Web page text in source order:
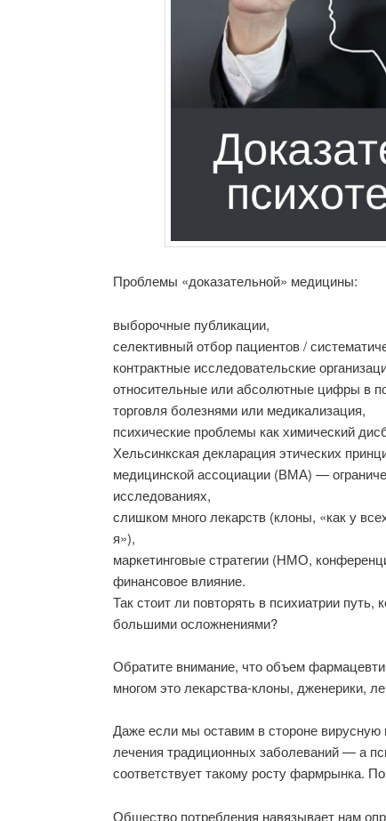
Проблемы «доказательной» медицины:
выборочные публикации,
селективный отбор пациентов /
контрактные исследовательские
относительные или абсолютные цифры в
торговля болезнями или медикализация,
психические проблемы как химический
Хельсинкская декларация этических
медицинской ассоциации (ВМА) —
исследованиях,
слишком много лекарств (клоны, «как у
я»),
маркетинговые стратегии (НМО,
финансовое влияние.
Так стоит ли повторять в психиатрии
большими осложнениями?
Обратите внимание, что объем
многом это лекарства-клоны, дженерики,
Даже если мы оставим в стороне
лечения традиционных заболеваний — а
соответствует такому росту фармрынка.
Общество потребления навязывает нам